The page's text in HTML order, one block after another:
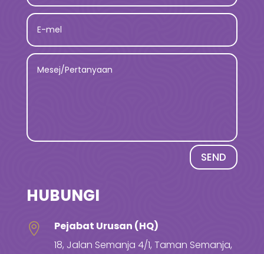
SEND
HUBUNGI

Pejabat Urusan (HQ)
18, Jalan Semanja 4/1, Taman Semanja,